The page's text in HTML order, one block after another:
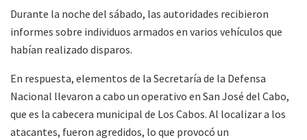
Durante la noche del sábado, las autoridades recibieron
informes sobre individuos armados en varios vehículos que
habían realizado disparos.
En respuesta, elementos de la Secretaría de la Defensa
Nacional llevaron a cabo un operativo en San José del Cabo,
que es la cabecera municipal de Los Cabos. Al localizar a los
atacantes, fueron agredidos, lo que provocó un